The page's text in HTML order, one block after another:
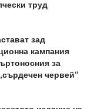
труд
зад
кампания
за
червей“